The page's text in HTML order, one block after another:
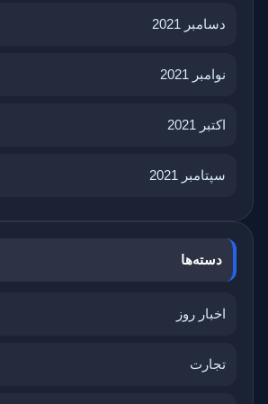
دسامبر 2021
نوامبر 2021
اکتبر 2021
سپتامبر 2021
دسته‌ها
اخبار روز
تجارت